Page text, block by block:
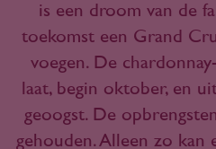
is een droom van de
toekomst een Grand
voegen. De
laat, begin oktober, en
geoogst. De
gehouden. Alleen zo